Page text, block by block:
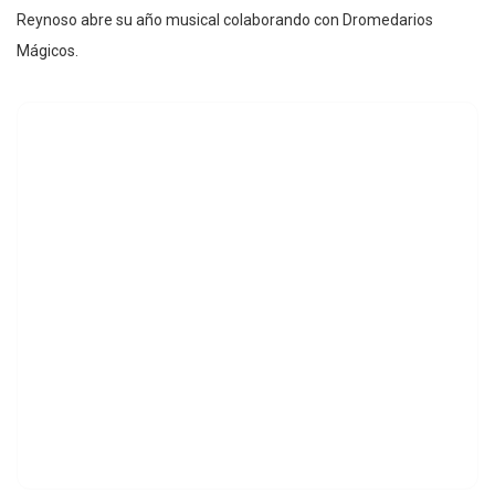
Reynoso abre su año musical colaborando con Dromedarios
Mágicos.